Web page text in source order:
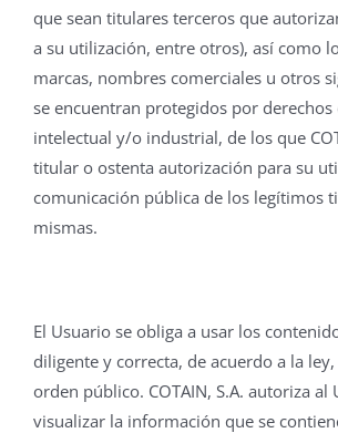
que sean titulares terceros que
a su utilización, entre otros), así como
marcas, nombres comerciales u otros
se encuentran protegidos por
intelectual y/o industrial, de los que
titular o ostenta autorización para su
comunicación pública de los legítimos
mismas.
El Usuario se obliga a usar los
diligente y correcta, de acuerdo a la
orden público. COTAIN, S.A. autoriza al
visualizar la información que se